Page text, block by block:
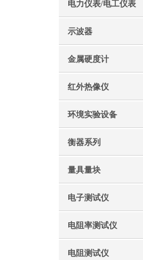
电力仪表/电工仪表
示波器
金属硬度计
红外热像仪
环境实验设备
衡器系列
量具量块
电子测试仪
电阻率测试仪
电阻测试仪